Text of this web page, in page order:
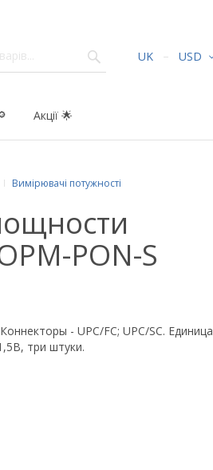
UK USD
Акції 🌟
Вимірювачі потужності
PON-S
- UPC/FC; UPC/SC. Единица
три штуки.